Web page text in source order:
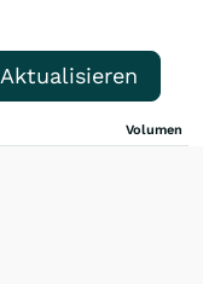
Aktualisieren
Volumen